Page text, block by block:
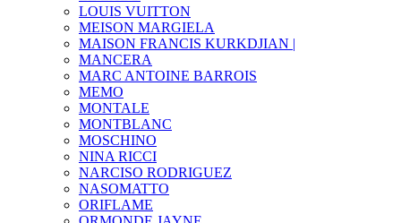
LOUIS VUITTON
MEISON MARGIELA
MAISON FRANCIS KURKDJIAN |
MANCERA
MARC ANTOINE BARROIS
MEMO
MONTALE
MONTBLANC
MOSCHINO
NINA RICCI
NARCISO RODRIGUEZ
NASOMATTO
ORIFLAME